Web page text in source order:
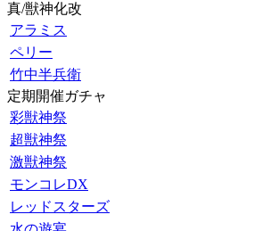
真/獣神化改
アラミス
ペリー
竹中半兵衛
定期開催ガチャ
彩獣神祭
超獣神祭
激獣神祭
モンコレDX
レッドスターズ